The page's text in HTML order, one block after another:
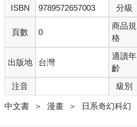
ISBN
9789572657003 分級
頁數 0
商品規
格
出版地 台灣
適讀年
齡
注音 級別
中文書 ＞ 漫畫 ＞ 日系奇幻科幻